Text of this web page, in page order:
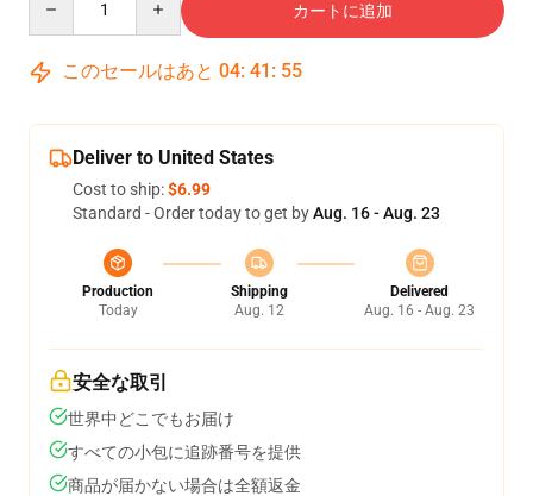
カートに追加
このセールはあと 04: 41 : 54
Deliver to United States
Cost to ship:$6.99
Standard - Order today to get byAug. 16 - Aug. 23
Production
Today
Shipping
Aug. 12
Delivered
Aug. 16 - Aug. 23
安全な取引
世界中どこでもお届け
すべての小包に追跡番号を提供
商品が届かない場合は全額返金